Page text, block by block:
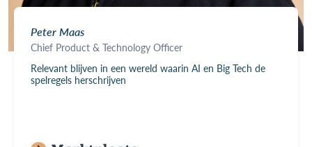
Peter Maas
Chief Product & Technology Officer
Relevant blijven in een wereld waarin AI en Big Tech de
spelregels herschrijven